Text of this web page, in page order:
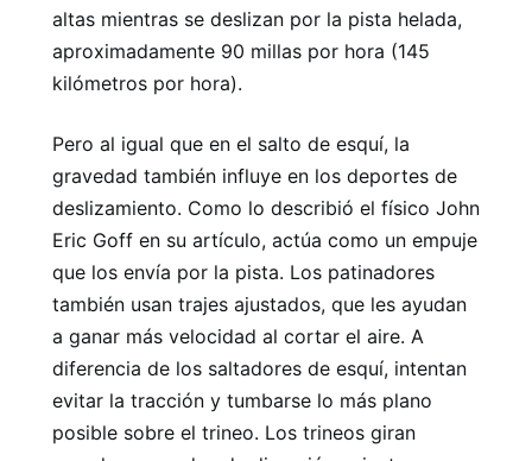
altas mientras se deslizan por la pista helada,
aproximadamente 90 millas por hora (145
kilómetros por hora).
Pero al igual que en el salto de esquí, la
gravedad también influye en los deportes de
deslizamiento. Como lo describió el físico John
Eric Goff en su artículo, actúa como un empuje
que los envía por la pista. Los patinadores
también usan trajes ajustados, que les ayudan
a ganar más velocidad al cortar el aire. A
diferencia de los saltadores de esquí, intentan
evitar la tracción y tumbarse lo más plano
posible sobre el trineo. Los trineos giran